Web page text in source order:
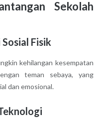
Sekolah
Fisik
kehilangan kesempatan
teman sebaya, yang
dan emosional.